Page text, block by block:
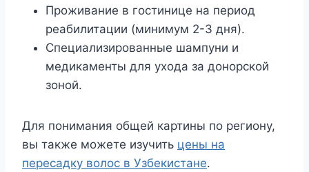
Проживание в гостинице на период
реабилитации (минимум 2-3 дня).
Специализированные шампуни и
медикаменты для ухода за донорской
зоной.
Для понимания общей картины по региону,
вы также можете изучить цены на
пересадку волос в Узбекистане.